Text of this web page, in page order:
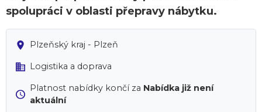
spolupráci v oblasti přepravy nábytku.
Plzeňský kraj - Plzeň
Logistika a doprava
Platnost nabídky končí za Nabídka již není
aktuální